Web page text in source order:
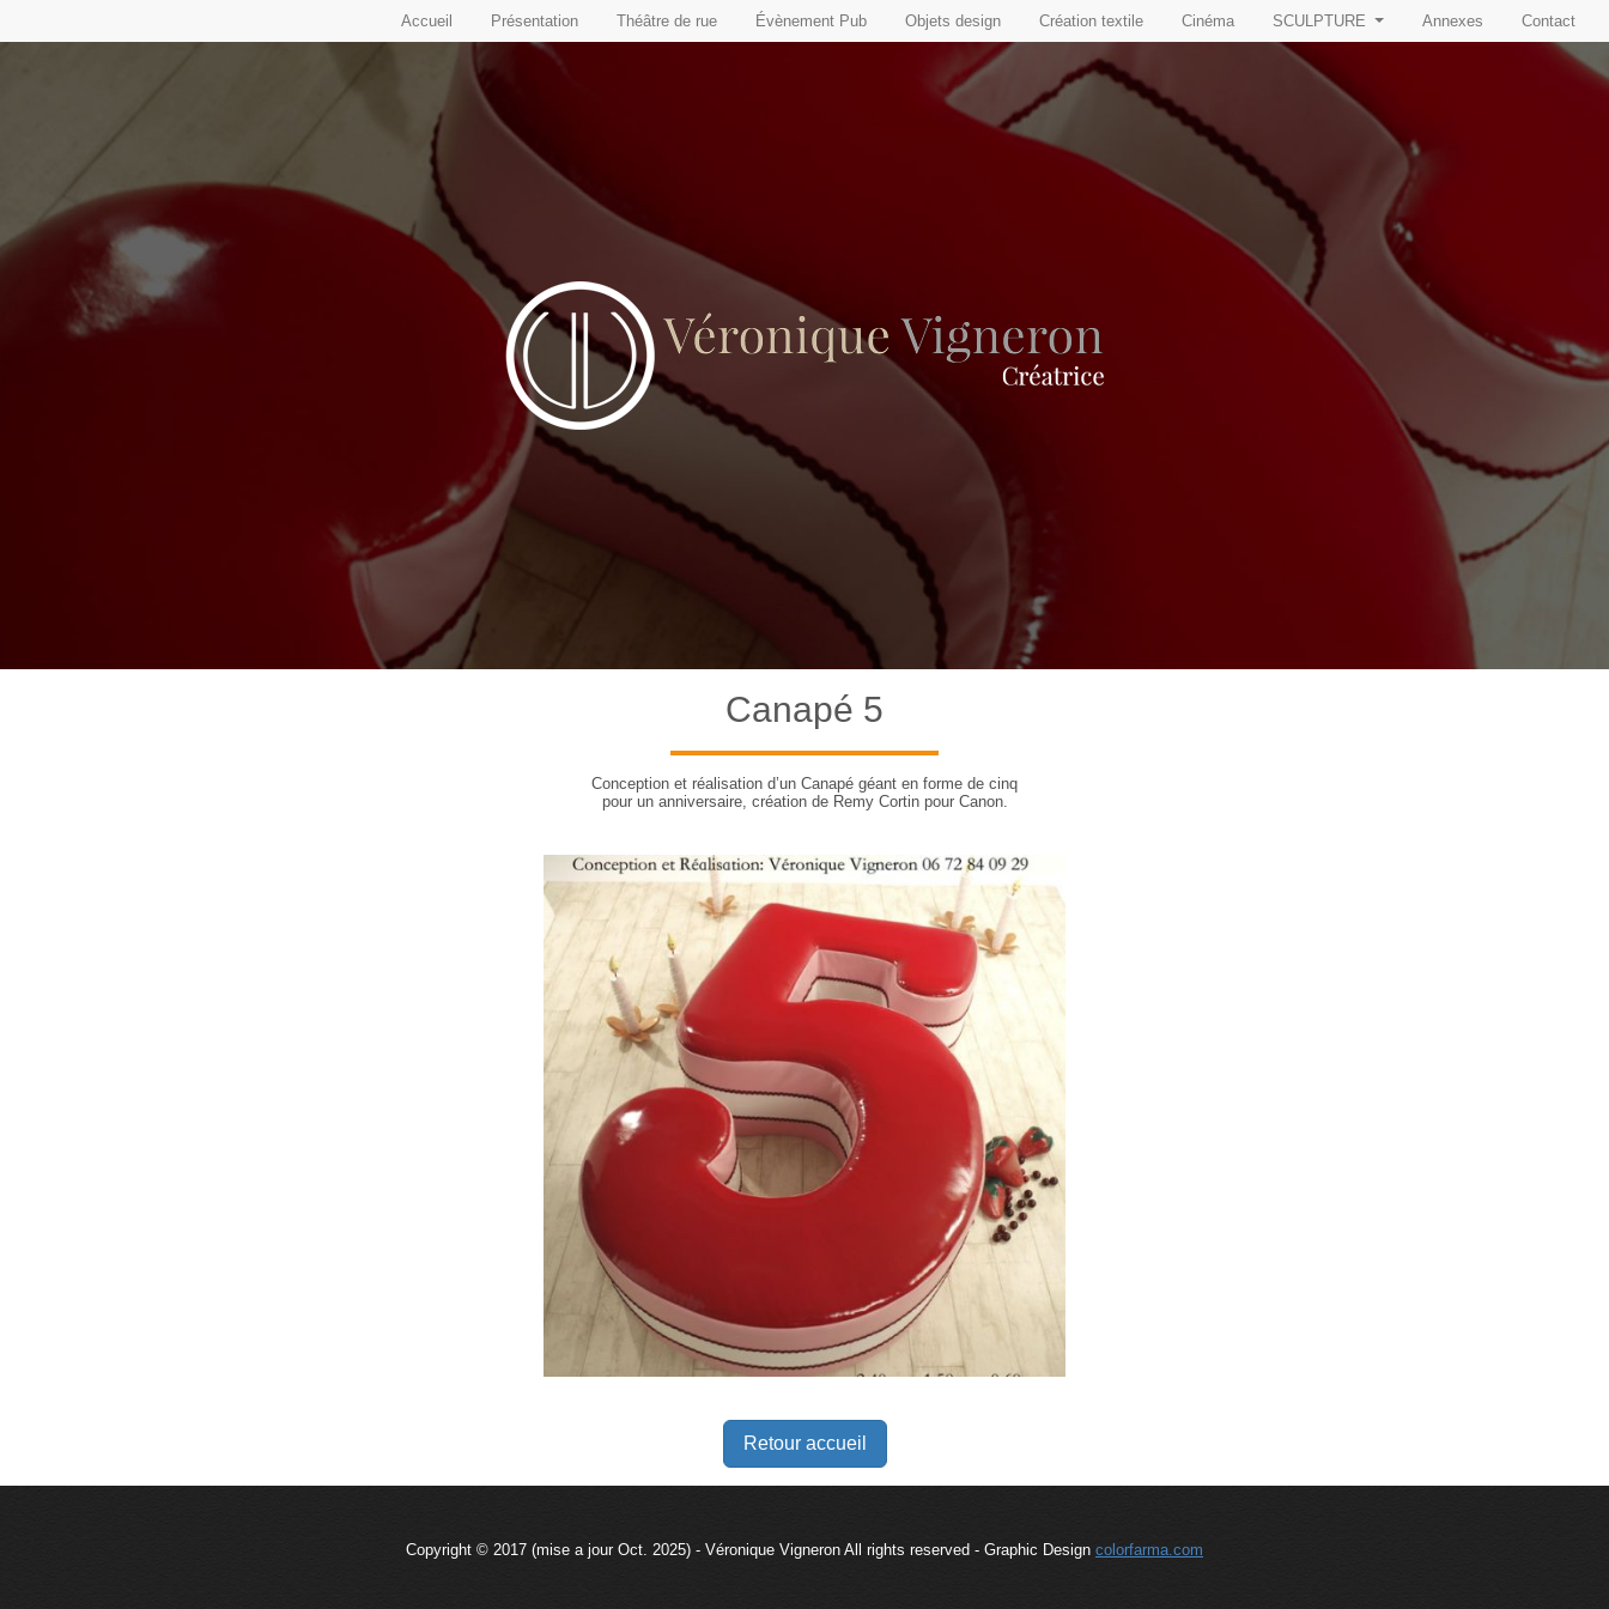
Accueil Présentation Théâtre de rue Évènement Pub Objets design Création textile Cinéma SCULPTURE Annexes Contact
Canapé 5
Conception et réalisation d’un Canapé géant en forme de cinq
pour un anniversaire, création de Remy Cortin pour Canon.
Retour accueil
Copyright © 2017 (mise a jour Oct. 2025) - Véronique Vigneron All rights reserved - Graphic Design colorfarma.com